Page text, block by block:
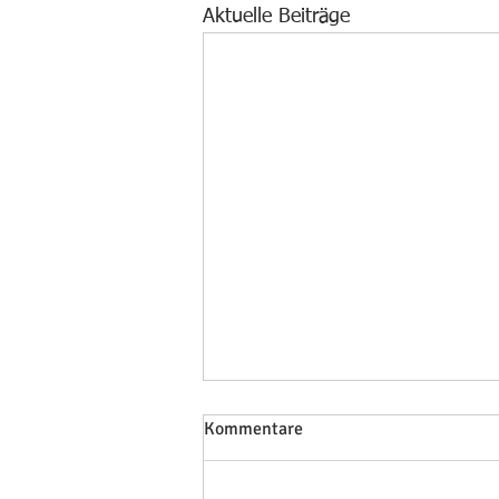
Aktuelle Beiträge
Das letzte Match ...
... findet am 05.07.26 um 10 Uhr
Kommentare